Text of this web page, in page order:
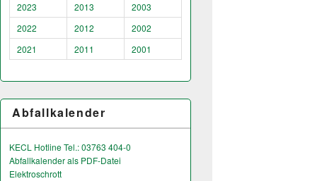
2023
2013
2003
2022
2012
2002
2021
2011 2001
Abfallkalender
KECL Hotline Tel.: 03763 404-0
Abfallkalender als PDF-Datei
Elektroschrott